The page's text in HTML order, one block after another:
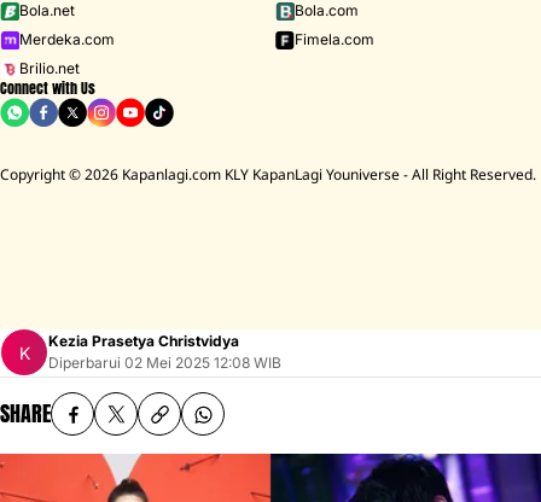
Bola.net
Bola.com
Merdeka.com
Fimela.com
Brilio.net
Connect with Us
Copyright © 2026 Kapanlagi.com KLY KapanLagi Youniverse - All Right Reserved.
D ACADEMY 8 Raisa
Home Showbiz Selebriti Maxime Bouttier
Kezia Prasetya Christvidya
Diperbarui 02 Mei 2025 12:08 WIB
SHARE